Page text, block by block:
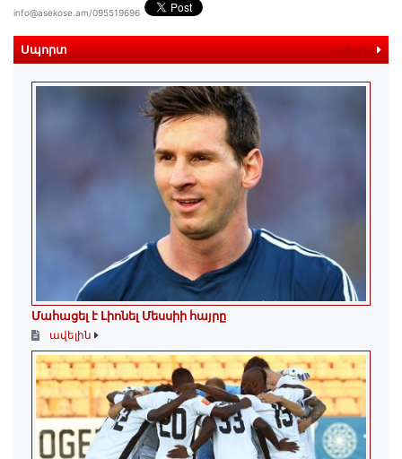
info@asekose.am/095519696
Սպորտ ավելին
Մահացել է Լիոնել Մեսսիի հայրը
ավելին